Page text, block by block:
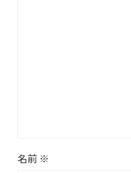
名前 ※